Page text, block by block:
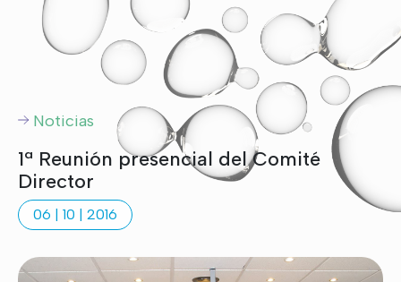
Noticias
1ª Reunión presencial del Comité
Director
06 | 10 | 2016